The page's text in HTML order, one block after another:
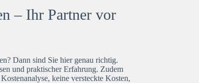
– Ihr Partner vor
Dann sind Sie hier genau richtig.
und praktischer Erfahrung. Zudem
keine versteckte Kosten,